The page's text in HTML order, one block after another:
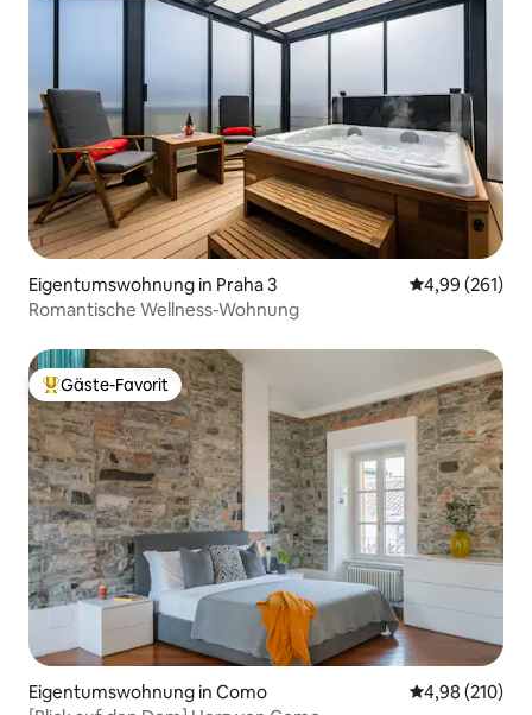
Eigentumswohnung in Praha 3
4,99 (261)
Romantische Wellness-Wohnung
Beliebter Gäste-Favorit.
Gäste-Favorit
Eigentumswohnung in Como
4,98 (210)